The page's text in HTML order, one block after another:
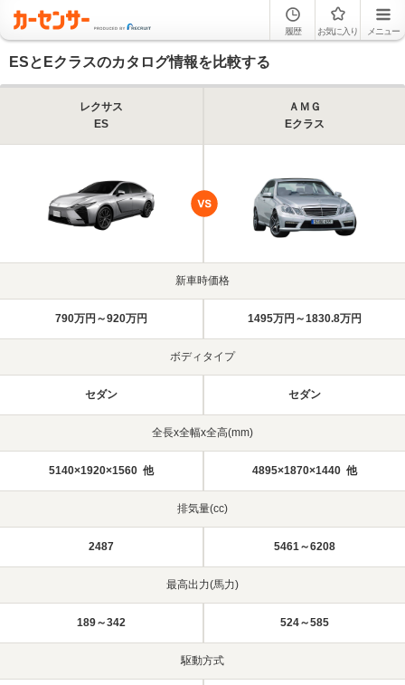
履歴 お気に入り メニュー
ESとEクラスのカタログ情報を比較する
レクサス
ES
ＡＭＧ
Eクラス
新車時価格
790万円～920万円 1495万円～1830.8万円
ボディタイプ
セダン セダン
全長x全幅x全高(mm)
5140×1920×1560 他 4895×1870×1440 他
排気量(cc)
2487 5461～6208
最高出力(馬力)
189～342 524～585
駆動方式